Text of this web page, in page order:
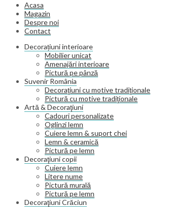
Acasa
Magazin
Despre noi
Contact
Decorațiuni interioare
Mobilier unicat
Amenajări interioare
Pictură pe pânză
Suvenir România
Decoraţiuni cu motive tradiţionale
Pictură cu motive tradiţionale
Artă & Decoraţiuni
Cadouri personalizate
Oglinzi lemn
Cuiere lemn & suport chei
Lemn & ceramică
Pictură pe lemn
Decoraţiuni copii
Cuiere lemn
Litere nume
Pictură murală
Pictură pe lemn
Decoraţiuni Crăciun